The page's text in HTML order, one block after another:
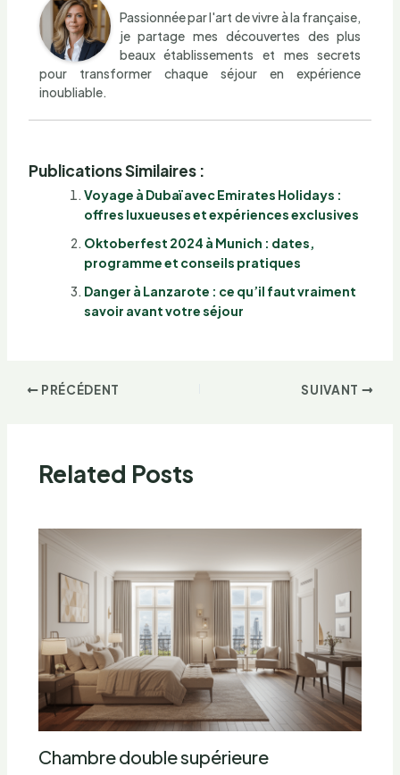
Passionnée par l'art de vivre à la française,
je partage mes découvertes des plus
beaux établissements et mes secrets
pour transformer chaque séjour en expérience
inoubliable.
Publications Similaires :
Voyage à Dubaï avec Emirates Holidays :
offres luxueuses et expériences exclusives
Oktoberfest 2024 à Munich : dates,
programme et conseils pratiques
Danger à Lanzarote : ce qu’il faut vraiment
savoir avant votre séjour
PRÉCÉDENT SUIVANT
Related Posts
Chambre double supérieure